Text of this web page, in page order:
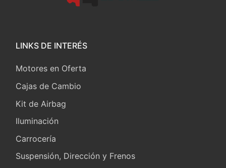
LINKS DE INTERÉS
Motores en Oferta
Cajas de Cambio
Kit de Airbag
Iluminación
Carrocería
Suspensión, Dirección y Frenos